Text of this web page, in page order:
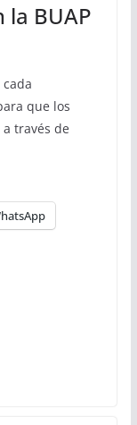
BUAP
que los
través de